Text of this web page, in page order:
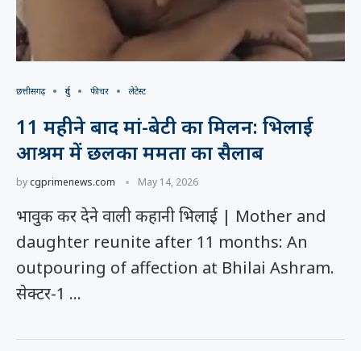
छत्तीसगढ़ दुर्ग फीचर लेटेस्ट
11 महीने बाद मां-बेटी का मिलन: भिलाई
आश्रम में छलका ममता का सैलाब
bycgprimenews.com May 14, 2026
भावुक कर देने वाली कहानी भिलाई | Mother and
daughter reunite after 11 months: An
outpouring of affection at Bhilai Ashram.
सेक्टर-1 …